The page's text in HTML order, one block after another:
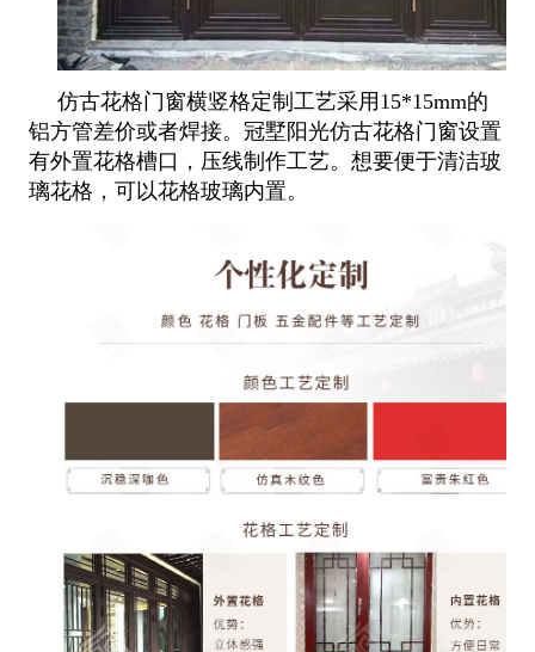
仿古花格门窗横竖格定制工艺采用15*15mm的
铝方管差价或者焊接。冠墅阳光仿古花格门窗设置
有外置花格槽口，压线制作工艺。想要便于清洁玻
璃花格，可以花格玻璃内置。